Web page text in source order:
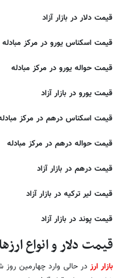
قیمت دلار در بازار آزاد
قیمت اسکناس یورو در مرکز مبادله
قیمت حواله یورو در مرکز مبادله
قیمت یورو در بازار آزاد
قیمت اسکناس درهم در مرکز
قیمت حواله درهم در مرکز مبادله
قیمت درهم در بازار آزاد
قیمت لیر ترکیه در بازار آزاد
قیمت پوند در بازار آزاد
قیمت دلار و انواع
بازار ارز